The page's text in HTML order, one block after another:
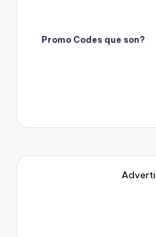
Promo Codes que son?